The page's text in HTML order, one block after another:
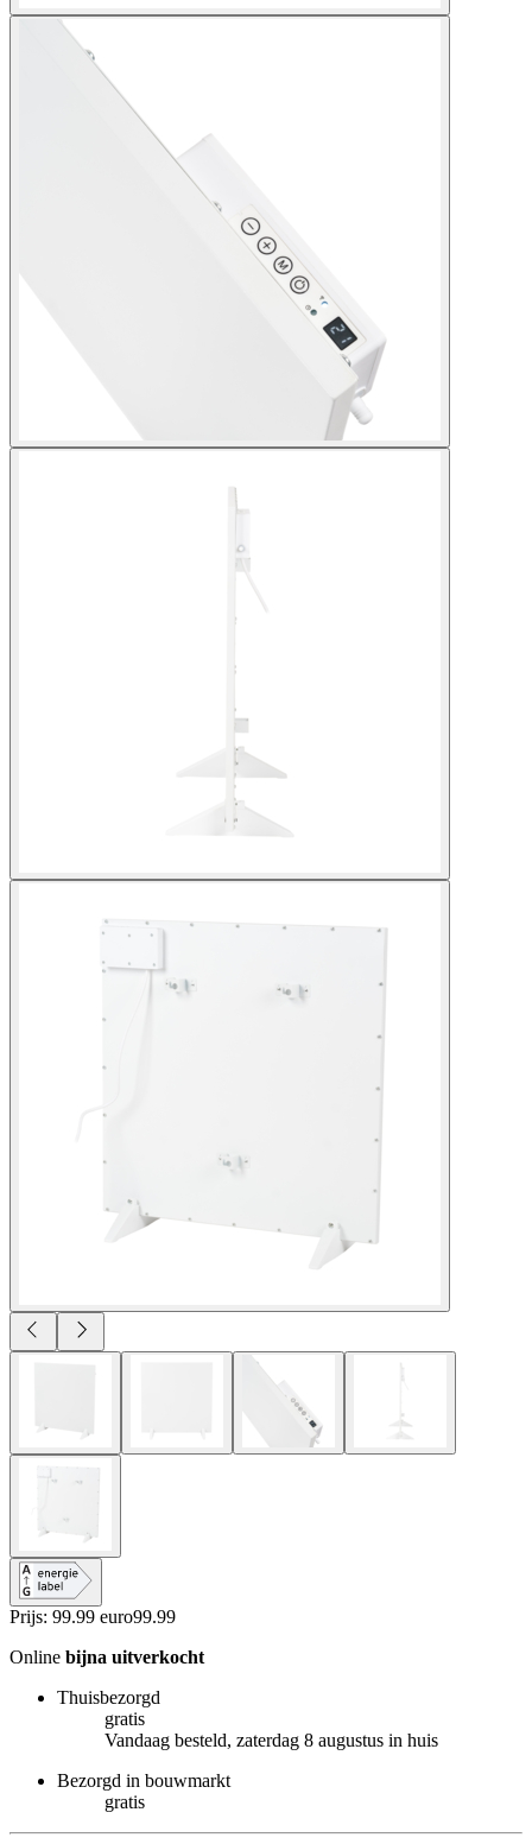
Prijs: 99.99 euro99.99
Online bijna uitverkocht
Thuisbezorgd
gratis
Vandaag besteld, zaterdag 8 augustus in huis
Bezorgd in bouwmarkt
gratis